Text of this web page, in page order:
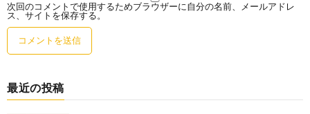
次回のコメントで使用するためブラウザーに自分の名前、メールアドレ
ス、サイトを保存する。
最近の投稿